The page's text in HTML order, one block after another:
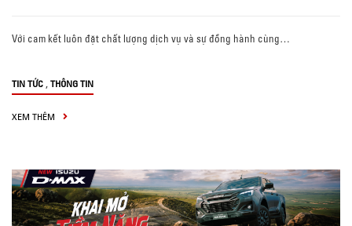
Với cam kết luôn đặt chất lượng dịch vụ và sự đồng hành cùng…
TIN TỨC , THÔNG TIN
XEM THÊM